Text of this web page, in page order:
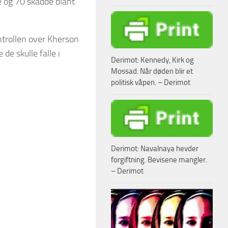
over Kherson
de skulle falle i
Derimot: Kennedy, Kirk og
Mossad. Når døden blir et
politisk våpen. – Derimot
Derimot: Navalnaya hevder
forgiftning. Bevisene mangler.
– Derimot